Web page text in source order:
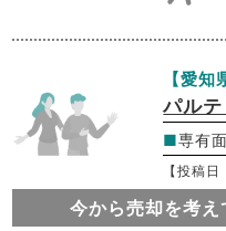
【愛知
パル
■専有
【投稿
今から売却を考え